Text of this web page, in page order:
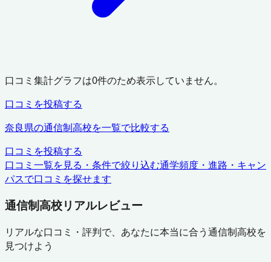
口コミ集計グラフは0件のため表示していません。
口コミを投稿する
奈良県の通信制高校を一覧で比較する
口コミを投稿する
口コミ一覧を見る・条件で絞り込む通学頻度・進路・キャン
パスで口コミを探せます
通信制高校リアルレビュー
リアルな口コミ・評判で、あなたに本当に合う通信制高校を
見つけよう